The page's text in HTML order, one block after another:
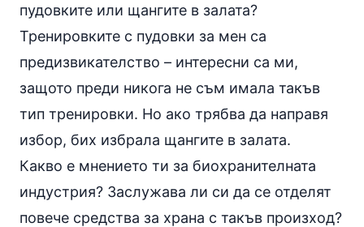
пудовките или щангите в залата?
Тренировките с пудовки за мен са
предизвикателство – интересни са ми,
защото преди никога не съм имала такъв
тип тренировки. Но ако трябва да направя
избор, бих избрала щангите в залата.
Какво е мнението ти за биохранителната
индустрия? Заслужава ли си да се отделят
повече средства за храна с такъв произход?